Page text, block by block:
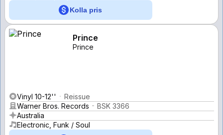
Kolla pris
Prince
Prince
Vinyl 10-12''
Reissue
Warner Bros. Records
BSK 3366
Australia
Electronic, Funk / Soul